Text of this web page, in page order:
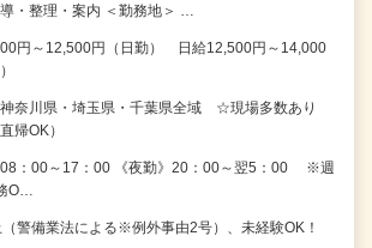
・整理・案内 ＜勤務地＞ …
円～12,500円（日勤） 日給12,500円～14,000
奈川県・埼玉県・千葉県全域 ☆現場多数あり
帰OK）
08：00～17：00 《夜勤》20：00～翌5：00 ※週
O…
警備業法による※例外事由2号）、未経験OK！